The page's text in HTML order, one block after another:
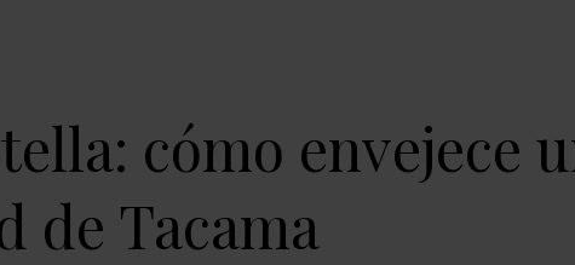
cómo envejece
de Tacama